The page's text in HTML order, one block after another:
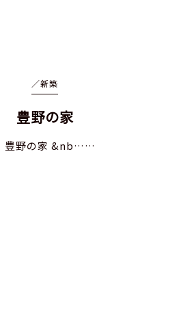
／新築
豊野の家
豊野の家 &nb……